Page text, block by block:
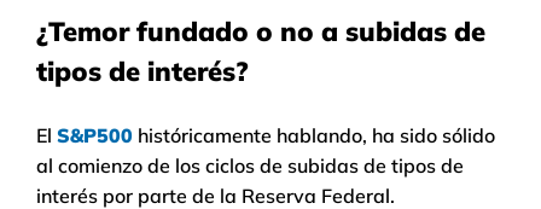
¿Temor fundado o no a subidas de
tipos de interés?
El S&P500 históricamente hablando, ha sido sólido
al comienzo de los ciclos de subidas de tipos de
interés por parte de la Reserva Federal.